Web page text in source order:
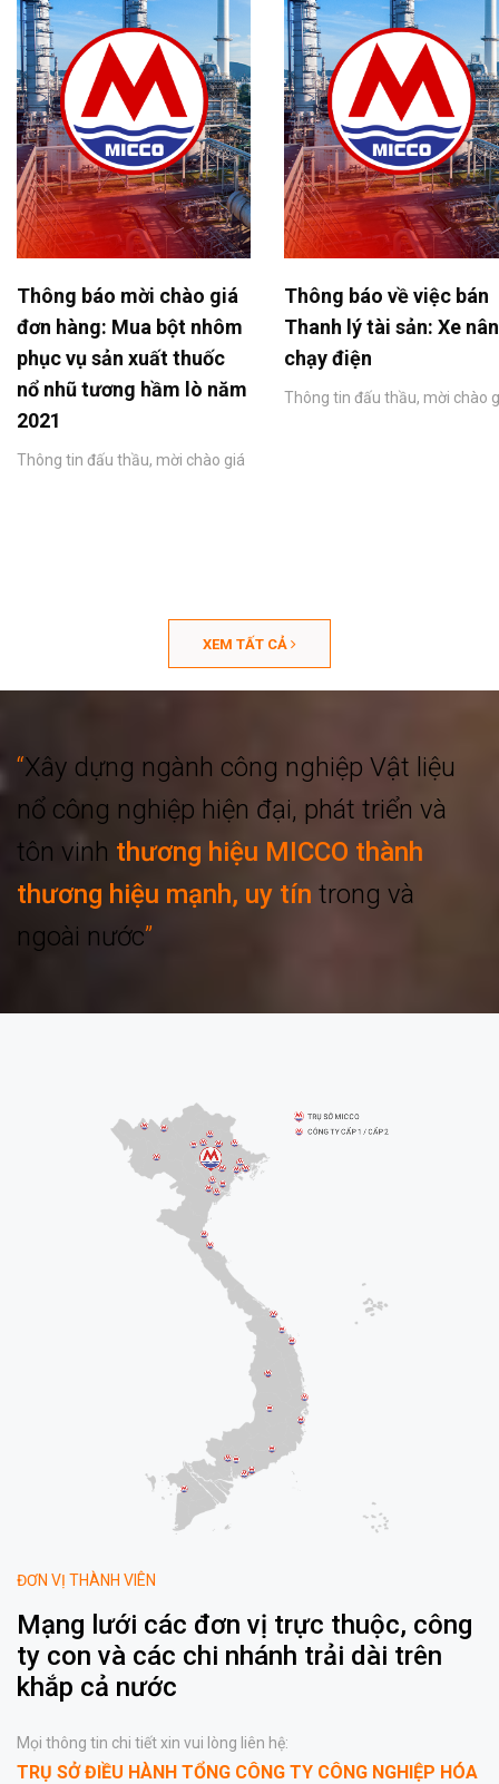
Thông báo mời chào giá
đơn hàng: Mua bột nhôm
phục vụ sản xuất thuốc
nổ nhũ tương hầm lò năm
2021
Thông tin đấu thầu, mời chào giá
Thông báo về việc bán
Thanh lý tài sản: Xe
chạy điện
Thông tin đấu thầu, mời chào
XEM TẤT CẢ
“Xây dựng ngành công nghiệp Vật liệu
nổ công nghiệp hiện đại, phát triển và
tôn vinh thương hiệu MICCO thành
thương hiệu mạnh, uy tín trong và
ngoài nước”
ĐƠN VỊ THÀNH VIÊN
Mạng lưới các đơn vị trực thuộc, công
ty con và các chi nhánh trải dài trên
khắp cả nước
Mọi thông tin chi tiết xin vui lòng liên hệ:
TRỤ SỞ ĐIỀU HÀNH TỔNG CÔNG TY CÔNG NGHIỆP HÓA